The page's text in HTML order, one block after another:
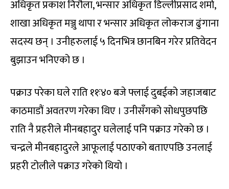
अधिकृत प्रकाश निरौला, भन्सार अधिकृत डिल्लीप्रसाद शर्मा,
शाखा अधिकृत मञ्जु थापा र भन्सार अधिकृत लोकराज ढुंगाना
सदस्य छन् । उनीहरुलाई ५ दिनभित्र छानबिन गरेर प्रतिवेदन
बुझाउन भनिएको छ ।
पक्राउ परेका घले राति ११ः४० बजे फ्लाई दुबईको जहाजबाट
काठमाडौं अवतरण गरेका थिए । उनीसँगको सोधपुछपछि
राति नै प्रहरीले मीनबहादुर घलेलाई पनि पक्राउ गरेको छ ।
चन्द्रले मीनबहादुरले आफूलाई पठाएको बताएपछि उनलाई
प्रहरी टोलीले पक्राउ गरेको थियो ।